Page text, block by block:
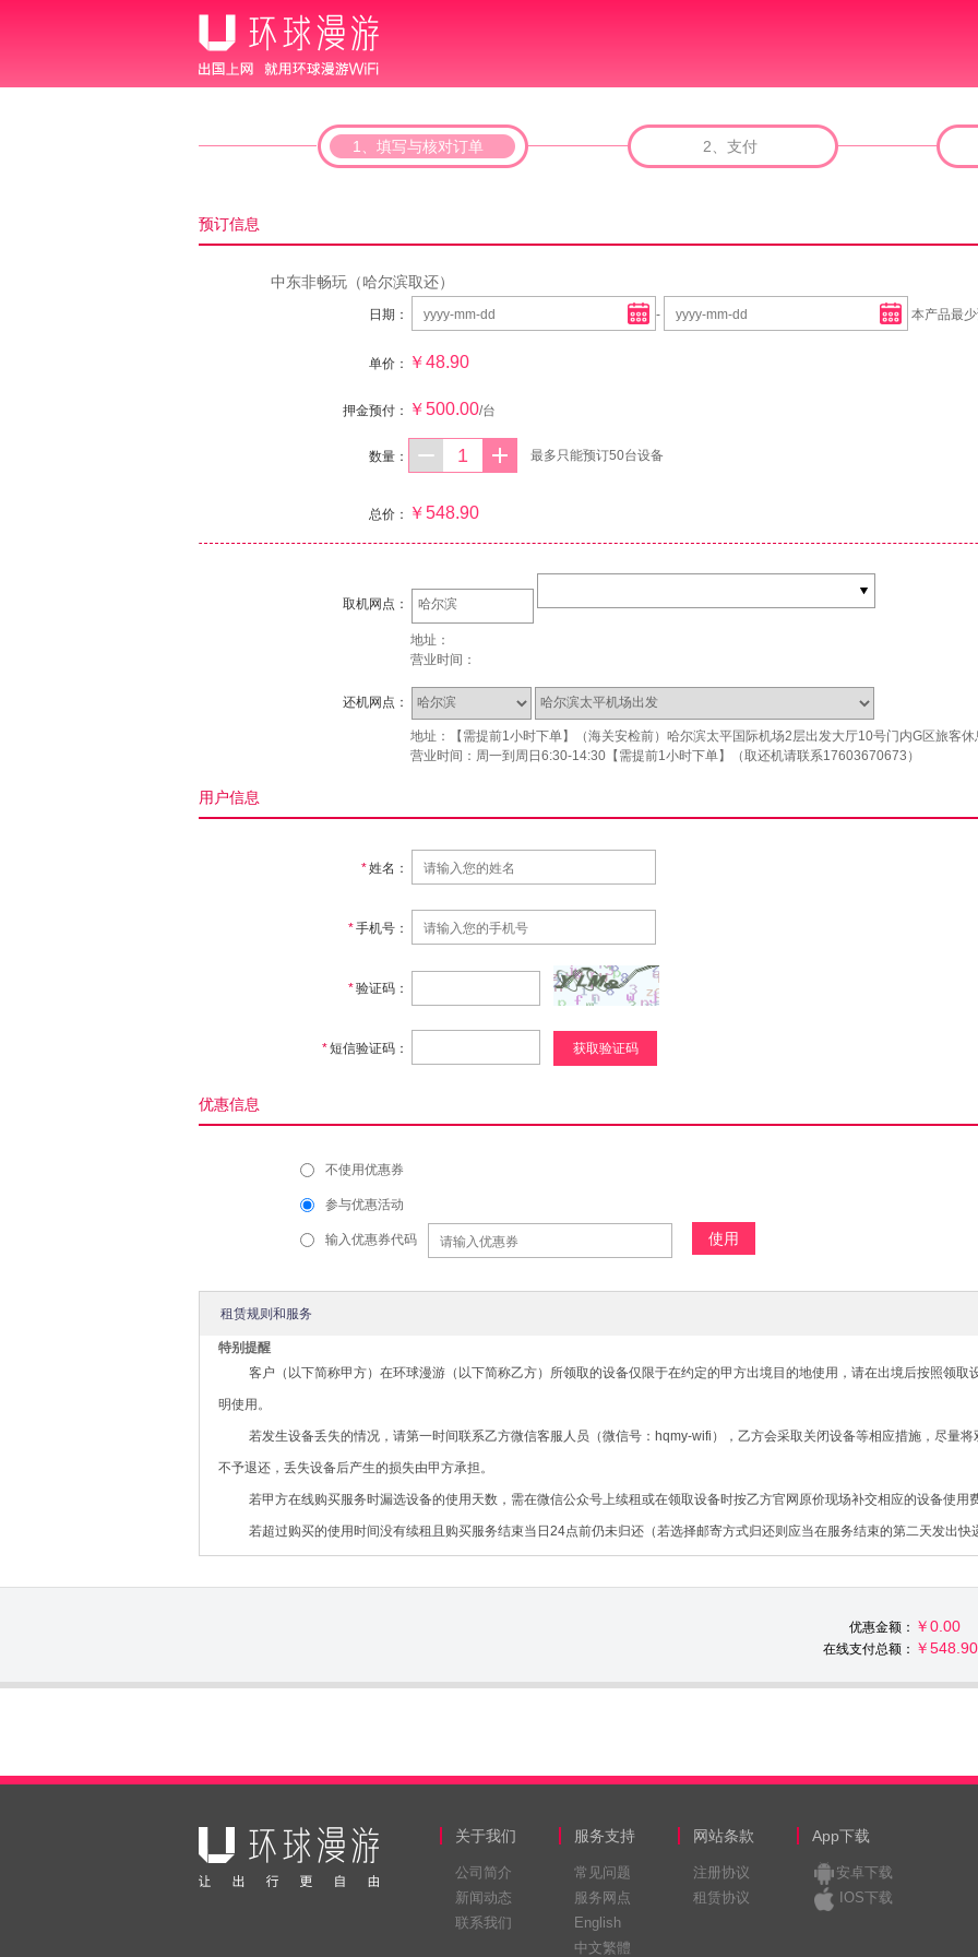
1、填写与核对订单 2、支付
预订信息
中东非畅玩（哈尔滨取还）
日期： - 本产品最
单价： ￥48.90
押金预付： ￥500.00/台
数量： 最多只能预订50台设备
总价： ￥548.90
取机网点： 哈尔滨
地址：
营业时间：
还机网点：
地址：【需提前1小时下单】（海关安检前）哈尔滨太平国际机场2层出发大厅10号门内G区旅客
营业时间：周一到周日6:30-14:30【需提前1小时下单】（取还机请联系17603670673）
用户信息
*姓名：
*手机号：
*验证码：
*短信验证码： 获取验证码
优惠信息
不使用优惠券
参与优惠活动
输入优惠券代码 使用
租赁规则和服务
特别提醒
客户（以下简称甲方）在环球漫游（以下简称乙方）所领取的设备仅限于在约定的甲方出境目的地使用，请在出境后按照领
明使用。
若发生设备丢失的情况，请第一时间联系乙方微信客服人员（微信号：hqmy-wifi），乙方会采取关闭设备等相应措施，尽量
不予退还，丢失设备后产生的损失由甲方承担。
若甲方在线购买服务时漏选设备的使用天数，需在微信公众号上续租或在领取设备时按乙方官网原价现场补交相应的设备使用费
若超过购买的使用时间没有续租且购买服务结束当日24点前仍未归还（若选择邮寄方式归还则应当在服务结束的第二天发出
若在起租期外提前归还设备，甲方所选服务期间内的余下日租费用予以退还（套餐及优惠活动除外）。
使用原则导致用户使用体验的任何降低或由此遭受的任何损失均不承担责任。各类型设备具体的流量上限请查询环球漫游官网（
环球漫游也提示客户：请遵守上述公平使用原则，尽可能避免长时间使用流量消耗较大的应用（如在线观看视频等）。
乙方向甲方提供中国大陆境外的网络数据服务，包括提供相应硬件和接入通道，以便甲方将其手机等移动设备接入境外当地
优惠金额： ￥0.00
在线支付总额： ￥548.90
关于我们
公司简介
新闻动态
联系我们
服务支持
常见问题
服务网点
English
中文繁體
网站条款
注册协议
租赁协议
App下载
安卓下载
IOS下载